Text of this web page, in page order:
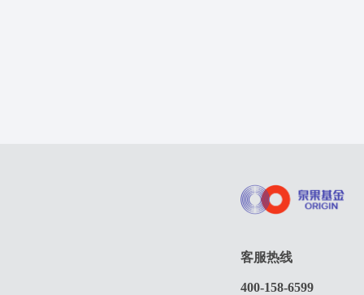
客服热线
400-158-6599